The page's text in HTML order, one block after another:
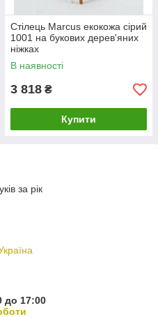
Стілець Marcus екокожа сірий
1001 на букових дерев'яних
ніжках
В наявності
3 818 ₴
Купити
за рік
до 17:00